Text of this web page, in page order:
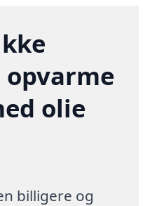
olie
billigere og